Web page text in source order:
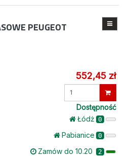
PEUGEOT
552,45 zł
Wprowadź
Dostępność
Łódż 0
Pabianice 0
Zamów do 10.20 2